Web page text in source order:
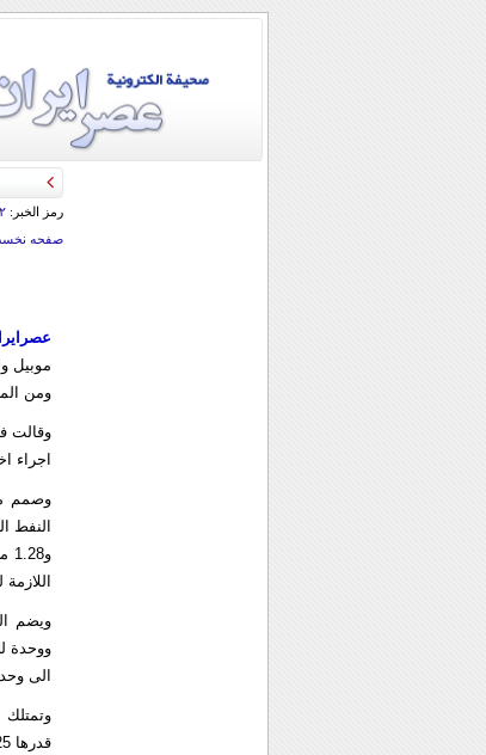
رمز الخبر:
صفحه
موبيل
ومن
وقالت
اجراء
وصمم
اللازمة
الى وحدة
قدرها 25 بالمئة.